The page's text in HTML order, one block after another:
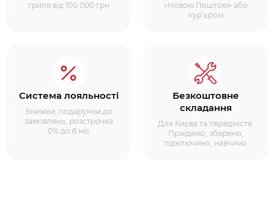
гриля від 100 000 грн
«Новою Поштою» або
кур’єром
Система лояльності
Знижки, подарунки до
замовлень, розстрочка
0% до 6 міс
Безкоштовне
складання
Для Києва та передмістя.
Приїдемо, зберемо,
підключимо, навчимо